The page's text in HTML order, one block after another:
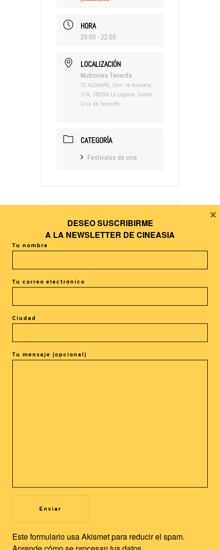
HORA
20:00 - 22:00
LOCALIZACIÓN
Multicines Tenerife
CC ALCAMPO, Cam. la Hornera,
S/N, 38296 La Laguna, Santa
Cruz de Tenerife
CATEGORÍA
Festivales de cine
El evento está terminado.
Recibe nuestras novedades en tu buzón!
Newsletter
consideramos que acepta su uso. Puedes cambiar la
DESEO SUSCRIBIRME
A LA NEWSLETTER DE CINEASIA
Tu nombre
Tu correo electrónico
Ciudad
Tu mensaje (opcional)
Este formulario usa Akismet para reducir el spam.
×